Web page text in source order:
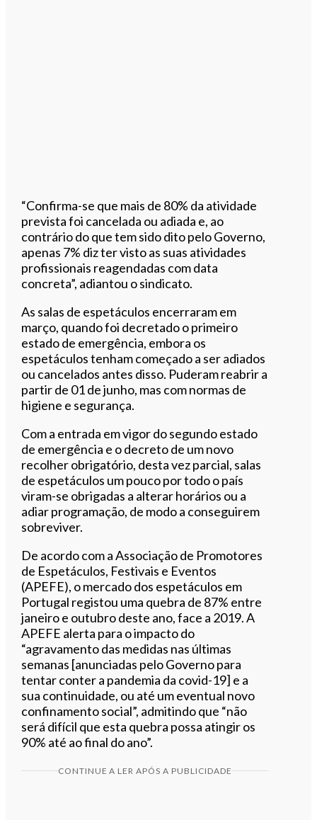
“Confirma-se que mais de 80% da atividade
prevista foi cancelada ou adiada e, ao
contrário do que tem sido dito pelo Governo,
apenas 7% diz ter visto as suas atividades
profissionais reagendadas com data
concreta”, adiantou o sindicato.
As salas de espetáculos encerraram em
março, quando foi decretado o primeiro
estado de emergência, embora os
espetáculos tenham começado a ser adiados
ou cancelados antes disso. Puderam reabrir a
partir de 01 de junho, mas com normas de
higiene e segurança.
Com a entrada em vigor do segundo estado
de emergência e o decreto de um novo
recolher obrigatório, desta vez parcial, salas
de espetáculos um pouco por todo o país
viram-se obrigadas a alterar horários ou a
adiar programação, de modo a conseguirem
sobreviver.
De acordo com a Associação de Promotores
de Espetáculos, Festivais e Eventos
(APEFE), o mercado dos espetáculos em
Portugal registou uma quebra de 87% entre
janeiro e outubro deste ano, face a 2019. A
APEFE alerta para o impacto do
“agravamento das medidas nas últimas
semanas [anunciadas pelo Governo para
tentar conter a pandemia da covid-19] e a
sua continuidade, ou até um eventual novo
confinamento social”, admitindo que “não
será difícil que esta quebra possa atingir os
90% até ao final do ano”.
CONTINUE A LER APÓS A PUBLICIDADE